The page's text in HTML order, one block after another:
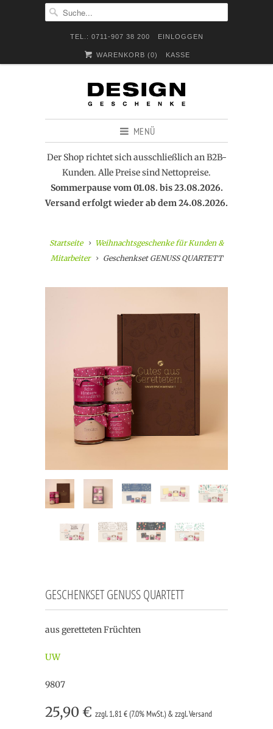
TEL.: 0711-907 38 200 EINLOGGEN
WARENKORB (0) KASSE
MENÜ
Der Shop richtet sich ausschließlich an B2B-
Kunden. Alle Preise sind Nettopreise.
Sommerpause vom 01.08. bis 23.08.2026.
Versand erfolgt wieder ab dem 24.08.2026.
Startseite
Weihnachtsgeschenke für Kunden &
Mitarbeiter
Geschenkset GENUSS QUARTETT
GESCHENKSET GENUSS QUARTETT
aus geretteten Früchten
UW
9807
25,90 € zzgl. 1,81 € (7.0% MwSt.) & zzgl. Versand